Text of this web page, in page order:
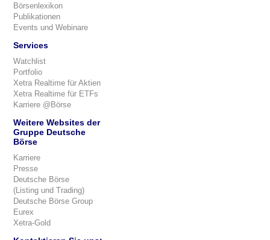
Börsenlexikon
Publikationen
Events und Webinare
Services
Watchlist
Portfolio
Xetra Realtime für Aktien
Xetra Realtime für ETFs
Karriere @Börse
Weitere Websites der
Gruppe Deutsche
Börse
Karriere
Presse
Deutsche Börse
(Listing und Trading)
Deutsche Börse Group
Eurex
Xetra-Gold